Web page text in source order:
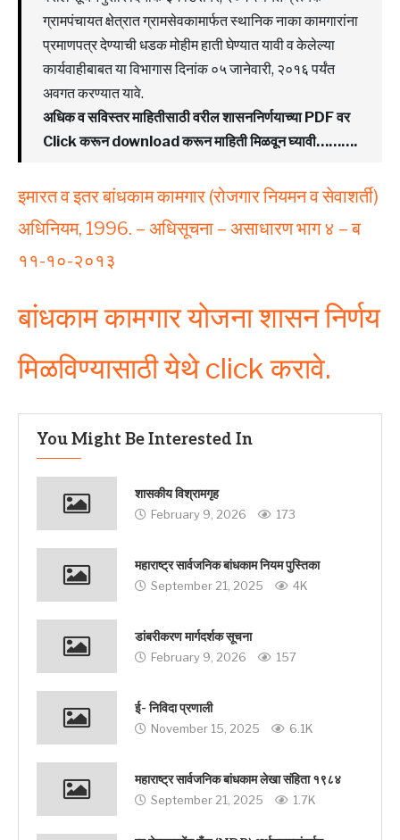
ग्रामपंचायत क्षेत्रात ग्रामसेवकामार्फत स्थानिक नाका कामगारांना
प्रमाणपत्र देण्याची धडक मोहीम हाती घेण्यात यावी व केलेल्या
कार्यवाहीबाबत या विभागास दिनांक ०५ जानेवारी, २०१६ पर्यंत
अवगत करण्यात यावे.
अधिक व सविस्तर माहितीसाठी वरील शासननिर्णयाच्या PDF वर
Click करून download करून माहिती मिळवून घ्यावी……….
इमारत व इतर बांधकाम कामगार (रोजगार नियमन व सेवाशर्ती)
अधिनियम, 1996. – अधिसूचना – असाधारण भाग ४ – ब
११-१०-२०१३
बांधकाम कामगार योजना शासन निर्णय
मिळविण्यासाठी येथे click करावे.
You Might Be Interested In
शासकीय विश्रामगृह
February 9, 2026 173
महाराष्ट्र सार्वजनिक बांधकाम नियम पुस्तिका
September 21, 2025 4K
डांबरीकरण मार्गदर्शक सूचना
February 9, 2026 157
ई- निविदा प्रणाली
November 15, 2025 6.1K
महाराष्ट्र सार्वजनिक बांधकाम लेखा संहिता १९८४
September 21, 2025 1.7K